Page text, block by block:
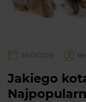
28/01/2026
Jakiego